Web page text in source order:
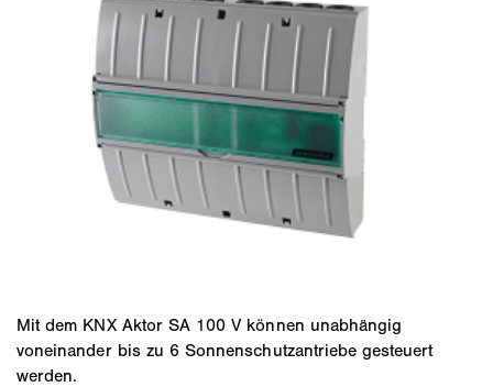
Mit dem KNX Aktor SA 100 V können unabhängig
voneinander bis zu 6 Sonnenschutzantriebe gesteuert
werden.